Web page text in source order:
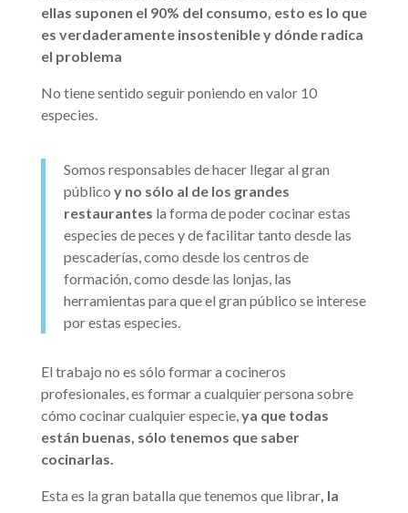
ellas suponen el 90% del consumo, esto es lo que
es verdaderamente insostenible y dónde radica
el problema
No tiene sentido seguir poniendo en valor 10
especies.
Somos responsables de hacer llegar al gran
público y no sólo al de los grandes
restaurantes la forma de poder cocinar estas
especies de peces y de facilitar tanto desde las
pescaderías, como desde los centros de
formación, como desde las lonjas, las
herramientas para que el gran público se interese
por estas especies.
El trabajo no es sólo formar a cocineros
profesionales, es formar a cualquier persona sobre
cómo cocinar cualquier especie,ya que todas
están buenas, sólo tenemos que saber
cocinarlas.
Esta es la gran batalla que tenemos que librar, la